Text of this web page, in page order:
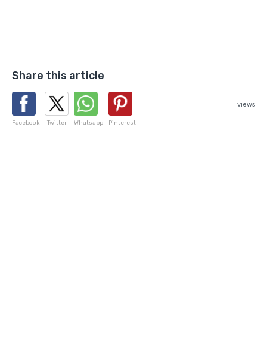
Share this article
Facebook Twitter Whatsapp Pinterest
views